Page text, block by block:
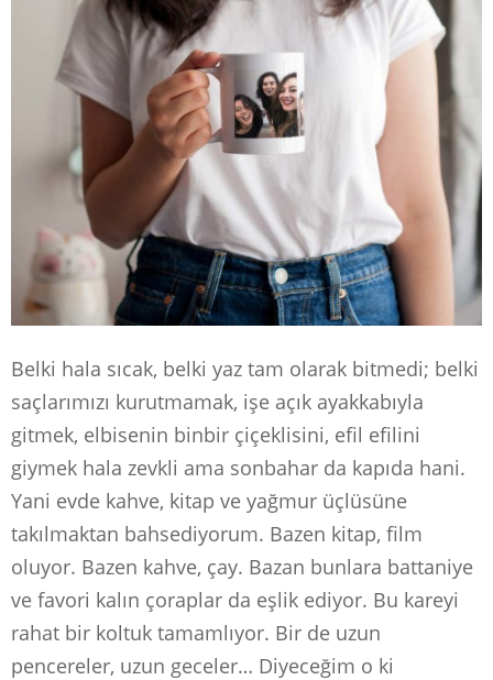
Belki hala sıcak, belki yaz tam olarak bitmedi; belki
saçlarımızı kurutmamak, işe açık ayakkabıyla
gitmek, elbisenin binbir çiçeklisini, efil efilini
giymek hala zevkli ama sonbahar da kapıda hani.
Yani evde kahve, kitap ve yağmur üçlüsüne
takılmaktan bahsediyorum. Bazen kitap, film
oluyor. Bazen kahve, çay. Bazan bunlara battaniye
ve favori kalın çoraplar da eşlik ediyor. Bu kareyi
rahat bir koltuk tamamlıyor. Bir de uzun
pencereler, uzun geceler… Diyeceğim o ki